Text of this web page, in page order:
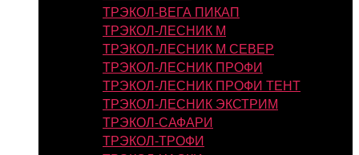
ТРЭКОЛ-ВЕГА ПИКАП
ТРЭКОЛ-ЛЕСНИК М
ТРЭКОЛ-ЛЕСНИК М СЕВЕР
ТРЭКОЛ-ЛЕСНИК ПРОФИ
ТРЭКОЛ-ЛЕСНИК ПРОФИ ТЕНТ
ТРЭКОЛ-ЛЕСНИК ЭКСТРИМ
ТРЭКОЛ-САФАРИ
ТРЭКОЛ-ТРОФИ